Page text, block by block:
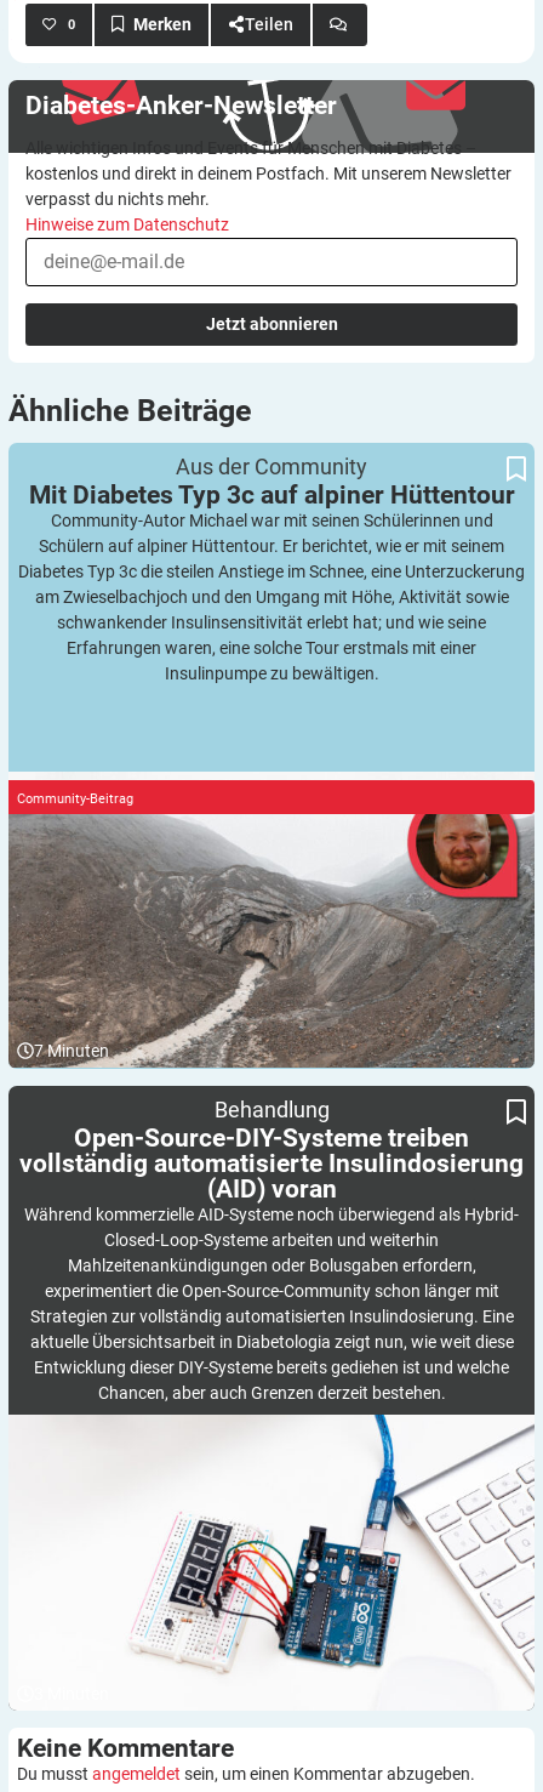
0 Teilen
Diabetes-Anker-Newsletter
Alle wichtigen Infos und Events für Menschen mit Diabetes –
kostenlos und direkt in deinem Postfach. Mit unserem Newsletter
verpasst du nichts mehr.
Hinweise zum Datenschutz
Jetzt abonnieren
Ähnliche Beiträge
Aus der Community
Mit Diabetes Typ 3c auf alpiner Hüttentour
Community-Autor Michael war mit seinen Schülerinnen und
Schülern auf alpiner Hüttentour. Er berichtet, wie er mit seinem
Diabetes Typ 3c die steilen Anstiege im Schnee, eine Unterzuckerung
am Zwieselbachjoch und den Umgang mit Höhe, Aktivität sowie
schwankender Insulinsensitivität erlebt hat; und wie seine
Erfahrungen waren, eine solche Tour erstmals mit einer
Insulinpumpe zu bewältigen.
7Minuten
Community-Beitrag
Open-Source-DIY-Systeme treiben vollständig automatisierte
Insulindosierung (AID) voran
Behandlung
Open-Source-DIY-Systeme treiben
vollständig automatisierte Insulindosierung
(AID) voran
Während kommerzielle AID-Systeme noch überwiegend als Hybrid-
Closed-Loop-Systeme arbeiten und weiterhin
Mahlzeitenankündigungen oder Bolusgaben erfordern,
experimentiert die Open-Source-Community schon länger mit
Strategien zur vollständig automatisierten Insulindosierung. Eine
aktuelle Übersichtsarbeit in Diabetologia zeigt nun, wie weit diese
Entwicklung dieser DIY-Systeme bereits gediehen ist und welche
Chancen, aber auch Grenzen derzeit bestehen.
Keine Kommentare
Du musst angemeldet sein, um einen Kommentar abzugeben.